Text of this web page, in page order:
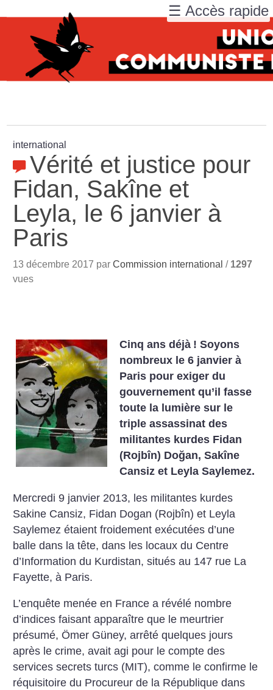
international
Vérité et justice pour
Fidan, Sakîne et
Leyla, le 6 janvier à
Paris
13 décembre 2017 parCommission international / 1297
vues
Cinq ans déjà ! Soyons
nombreux le 6 janvier à
Paris pour exiger du
gouvernement qu’il fasse
toute la lumière sur le
triple assassinat des
militantes kurdes Fidan
(Rojbîn) Doğan, Sakîne
Cansiz et Leyla Saylemez.
Mercredi 9 janvier 2013, les militantes kurdes
Sakine Cansiz, Fidan Dogan (Rojbîn) et Leyla
Saylemez étaient froidement exécutées d’une
balle dans la tête, dans les locaux du Centre
d’Information du Kurdistan, situés au 147 rue La
Fayette, à Paris.
L’enquête menée en France a révélé nombre
d’indices faisant apparaître que le meurtrier
présumé, Ömer Güney, arrêté quelques jours
après le crime, avait agi pour le compte des
services secrets turcs (MIT), comme le confirme le
réquisitoire du Procureur de la République dans
☰ Accès rapide